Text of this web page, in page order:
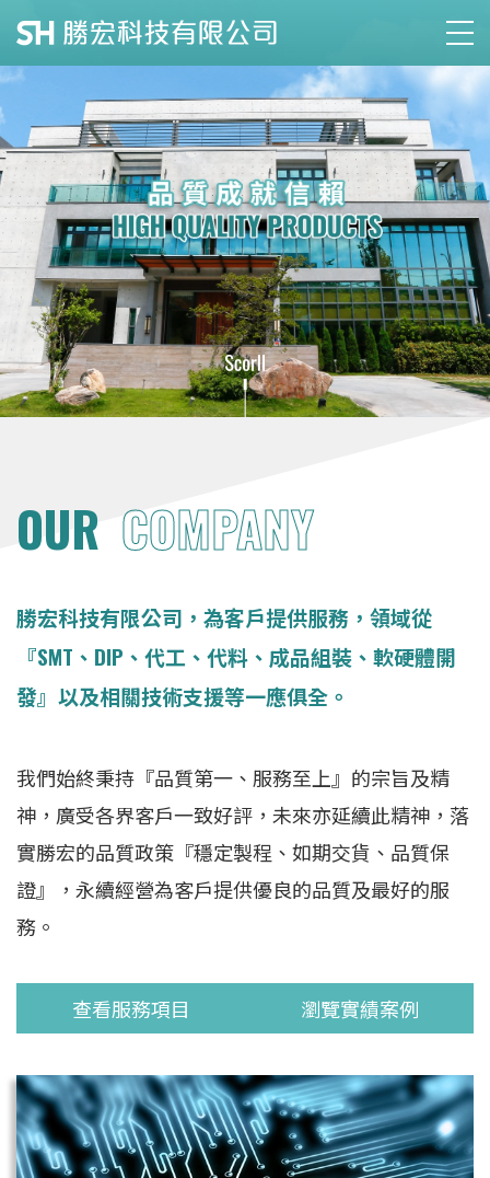
OUR COMPANY
勝宏科技有限公司，為客戶提供服務，領域從
『SMT、DIP、代工、代料、成品組裝、軟硬體開
發』以及相關技術支援等一應俱全。
我們始終秉持『品質第一、服務至上』的宗旨及精
神，廣受各界客戶一致好評，未來亦延續此精神，落
實勝宏的品質政策『穩定製程、如期交貨、品質保
證』，永續經營為客戶提供優良的品質及最好的服
務。
查看服務項目 瀏覽實績案例